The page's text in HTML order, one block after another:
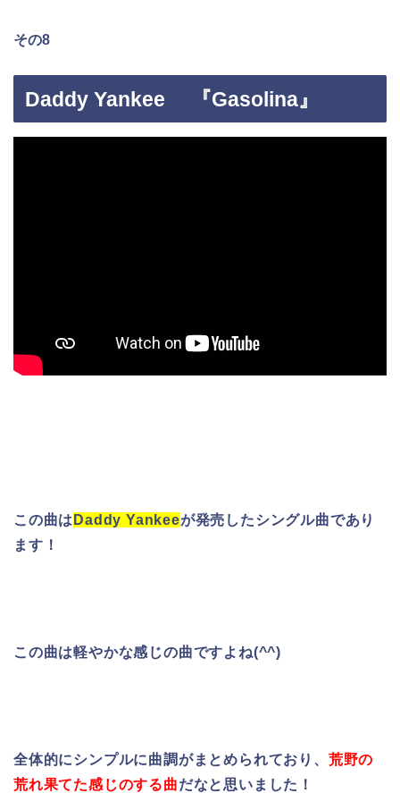
その8
Daddy Yankee 『Gasolina』
この曲は Daddy Yankeeが発売したシングル曲であり
ます！
この曲は軽やかな感じの曲ですよね(^^)
全体的にシンプルに曲調がまとめられており、 荒野の
荒れ果てた感じのする曲だなと思いました！